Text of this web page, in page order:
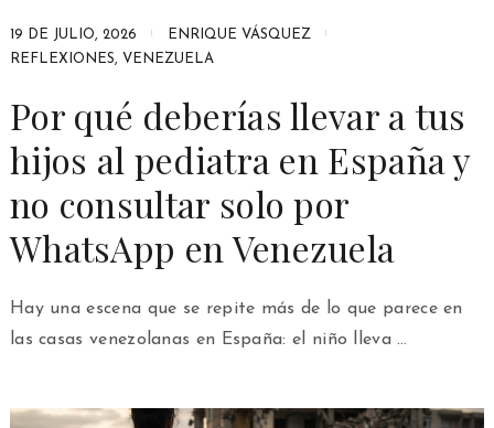
19 DE JULIO, 2026
ENRIQUE VÁSQUEZ
REFLEXIONES, VENEZUELA
Por qué deberías llevar a tus
hijos al pediatra en España y
no consultar solo por
WhatsApp en Venezuela
Hay una escena que se repite más de lo que parece en
las casas venezolanas en España: el niño lleva …